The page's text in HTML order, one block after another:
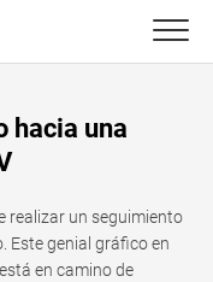
hacia una
realizar un seguimiento
Este genial gráfico en
en camino de